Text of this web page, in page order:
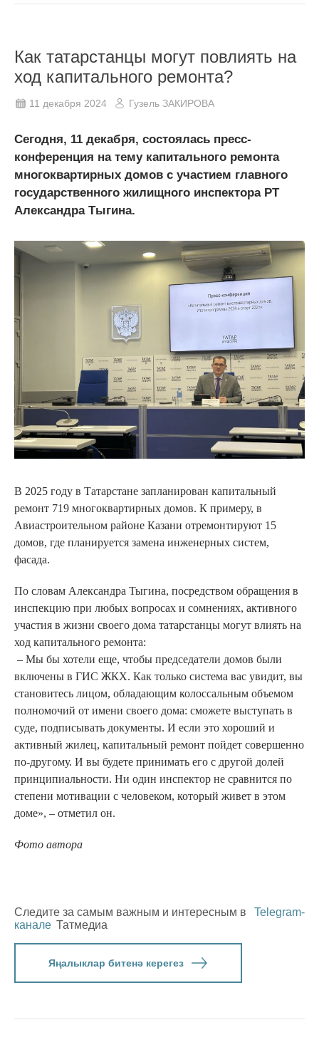
Как татарстанцы могут повлиять на
ход капитального ремонта?
11 декабря 2024 Гузель ЗАКИРОВА
Сегодня, 11 декабря, состоялась пресс-
конференция на тему капитального ремонта
многоквартирных домов с участием главного
государственного жилищного инспектора РТ
Александра Тыгина.
В 2025 году в Татарстане запланирован капитальный
ремонт 719 многоквартирных домов. К примеру, в
Авиастроительном районе Казани отремонтируют 15
домов, где планируется замена инженерных систем,
фасада.
По словам Александра Тыгина, посредством обращения в
инспекцию при любых вопросах и сомнениях, активного
участия в жизни своего дома татарстанцы могут влиять на
ход капитального ремонта:
– Мы бы хотели еще, чтобы председатели домов были
включены в ГИС ЖКХ. Как только система вас увидит, вы
становитесь лицом, обладающим колоссальным объемом
полномочий от имени своего дома: сможете выступать в
суде, подписывать документы. И если это хороший и
активный жилец, капитальный ремонт пойдет совершенно
по-другому. И вы будете принимать его с другой долей
принципиальности. Ни один инспектор не сравнится по
степени мотивации с человеком, который живет в этом
доме», – отметил он.
Фото автора
Следите за самым важным и интересным в
Telegram-
канале Татмедиа
Яңалыклар битенә керегез